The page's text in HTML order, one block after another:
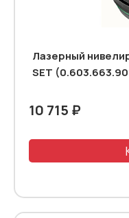
Лазерный
SET
10 715 ₽